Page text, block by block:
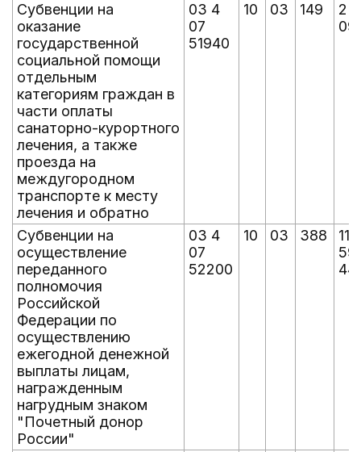
Субвенции на
оказание
государственной
социальной помощи
отдельным
категориям граждан в
части оплаты
санаторно-курортного
лечения, а также
проезда на
междугородном
транспорте к месту
лечения и обратно
03 4
07
51940
10 03 149
2
Субвенции на
осуществление
переданного
полномочия
Российской
Федерации по
осуществлению
ежегодной денежной
выплаты лицам,
награжденным
нагрудным знаком
"Почетный донор
России"
03 4
07
52200
10 03 388
11